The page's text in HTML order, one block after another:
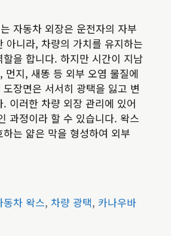
자동차 외장은 운전자의 자부
아니라, 차량의 가치를 유지하는
을 합니다. 하지만 시간이 지남
먼지, 새똥 등 외부 오염 물질에
장면은 서서히 광택을 잃고 변
이러한 차량 외장 관리에 있어
과정이라 할 수 있습니다. 왁스
는 얇은 막을 형성하여 외부
동차 왁스, 차량 광택, 카나우바